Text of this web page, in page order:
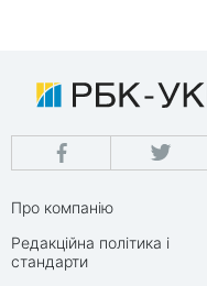
Про компанію
Редакційна політика і
стандарти